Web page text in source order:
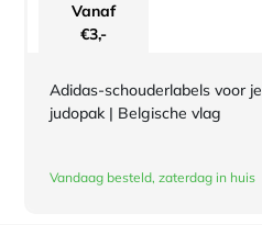
Vanaf
€3,-
Adidas-schouderlabels voor je
judopak | Belgische vlag
Vandaag besteld, zaterdag in huis